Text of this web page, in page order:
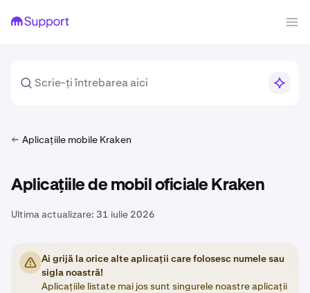
Aplicațiile mobile Kraken
Aplicațiile de mobil oficiale Kraken
Ultima actualizare: 31 iulie 2026
Ai grijă la orice alte aplicații care folosesc numele sau
sigla noastră!
Aplicațiile listate mai jos sunt singurele noastre aplicații